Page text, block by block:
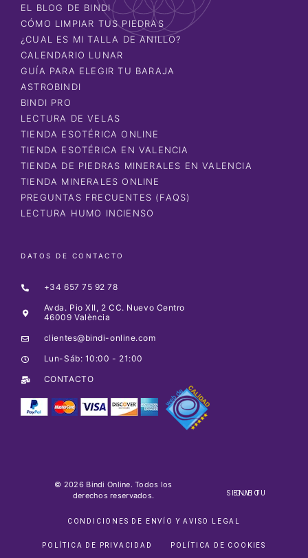
EL BLOG DE BINDI
CÓMO LIMPIAR TUS PIEDRAS
¿CUAL ES MI TALLA DE ANILLO?
CALENDARIO LUNAR
GUÍA PARA ELEGIR TU BARAJA
ASTROBINDI
BINDI PRO
LECTURA DE VELAS
TIENDA ESOTÉRICA ONLINE
TIENDA ESOTÉRICA EN VALENCIA
TIENDA DE PIEDRAS MINERALES EN VALENCIA
TIENDA MINERALES ONLINE
PREGUNTAS FRECUENTES (FAQS)
LECTURA HUMO INCIENSO
DATOS DE CONTACTO
+34 657 75 92 78
Avda. Pio XII, 2 CC. Nuevo Centro
46009 València
clientes@bindi-online.com
Lun-Sáb: 10:00 - 21:00
CONTACTO
© 2026 Bindi Online. Todos los
derechos reservados.
SIGUE TU ENVIO
CONDICIONES DE ENVÍO Y AVISO LEGAL
POLÍTICA DE PRIVACIDAD POLÍTICA DE COOKIES